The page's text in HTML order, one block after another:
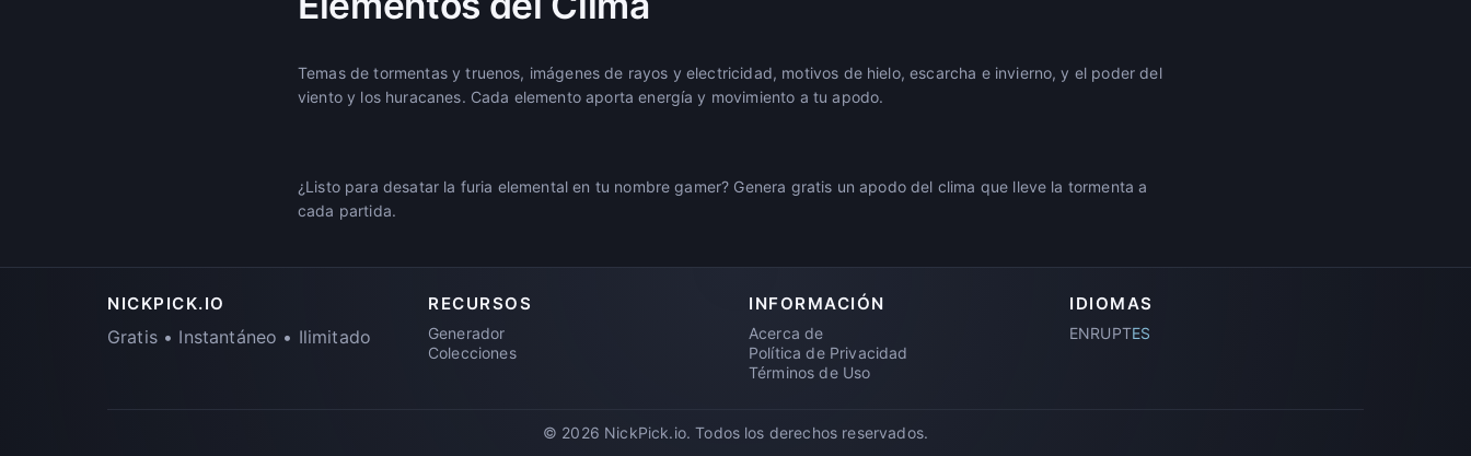
Temas de tormentas y truenos, imágenes de rayos y electricidad, motivos de hielo, escarcha e invierno, y el poder del
viento y los huracanes. Cada elemento aporta energía y movimiento a tu apodo.
¿Listo para desatar la furia elemental en tu nombre gamer? Genera gratis un apodo del clima que lleve la tormenta a
cada partida.
NICKPICK.IO
Gratis • Instantáneo • Ilimitado
RECURSOS
Generador
Colecciones
INFORMACIÓN
Acerca de
Política de Privacidad
Términos de Uso
IDIOMAS
ENRUPTES
© 2026 NickPick.io. Todos los derechos reservados.